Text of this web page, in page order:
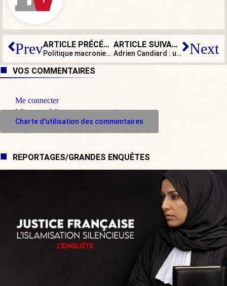
Prev ARTICLE PRÉCÉDENT
Politique macronienne à l’international : bourdes, moqueries, condamnations sans appel – un désastre !
ARTICLE SUIVANT
Adrien Candiard : un frère dominicain au cœur du fanatisme musulman Next
VOS COMMENTAIRES
Me connecter
M'inscrire à l'espace commentaire
Charte d'utilisation des commentaires
REPORTAGES/GRANDES ENQUÊTES